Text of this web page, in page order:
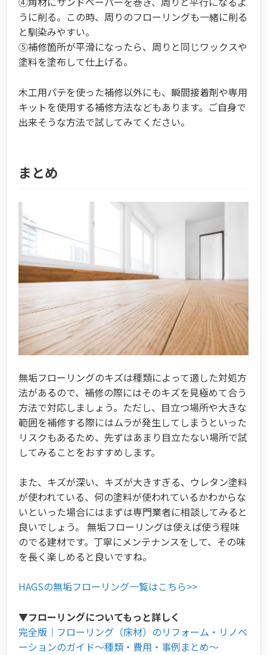
うに削る。この時、周りのフローリングも一緒に削る
と馴染みやすい。
⑤補修箇所が平滑になったら、周りと同じワックスや
塗料を塗布して仕上げる。
木工用パテを使った補修以外にも、瞬間接着剤や専用
キットを使用する補修方法などもあります。ご自身で
出来そうな方法で試してみてください。
まとめ
無垢フローリングのキズは種類によって適した対処方
法があるので、補修の際にはそのキズを見極めて合う
方法で対応しましょう。ただし、目立つ場所や大きな
範囲を補修する際にはムラが発生してしまうといった
リスクもあるため、先ずはあまり目立たない場所で試
してみることをおすすめします。
また、キズが深い、キズが大きすぎる、ウレタン塗料
が使われている、何の塗料が使われているかわからな
いといった場合にはまずは専門業者に相談してみると
良いでしょう。 無垢フローリングは使えば使う程味
のでる建材です。丁寧にメンテナンスをして、その味
を長く楽しめると良いですね。
HAGSの無垢フローリング一覧はこちら>>
▼フローリングについてもっと詳しく
完全版｜フローリング（床材）のリフォーム・リノベ
ーションのガイド〜種類・費用・事例まとめ〜